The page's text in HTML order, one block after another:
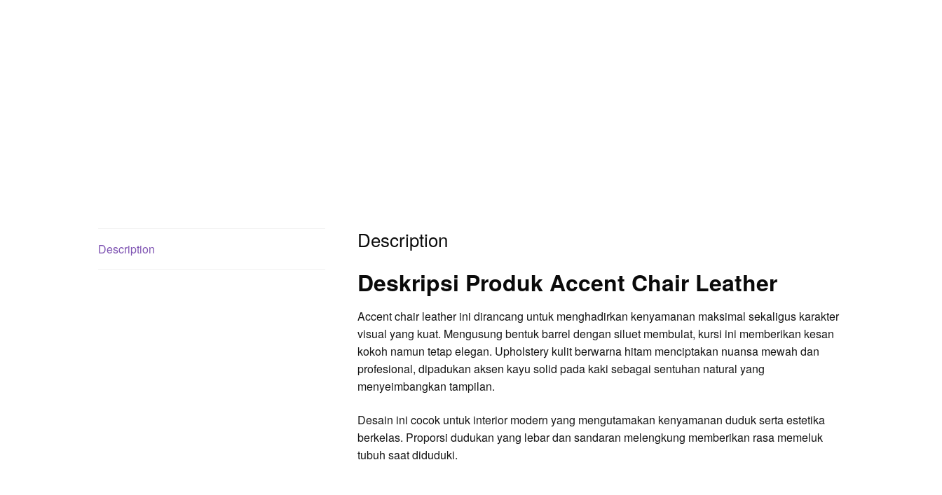
Description Description
Deskripsi Produk Accent Chair Leather
Accent chair leather ini dirancang untuk menghadirkan kenyamanan maksimal sekaligus karakter
visual yang kuat. Mengusung bentuk barrel dengan siluet membulat, kursi ini memberikan kesan
kokoh namun tetap elegan. Upholstery kulit berwarna hitam menciptakan nuansa mewah dan
profesional, dipadukan aksen kayu solid pada kaki sebagai sentuhan natural yang
menyeimbangkan tampilan.
Desain ini cocok untuk interior modern yang mengutamakan kenyamanan duduk serta estetika
berkelas. Proporsi dudukan yang lebar dan sandaran melengkung memberikan rasa memeluk
tubuh saat diduduki.